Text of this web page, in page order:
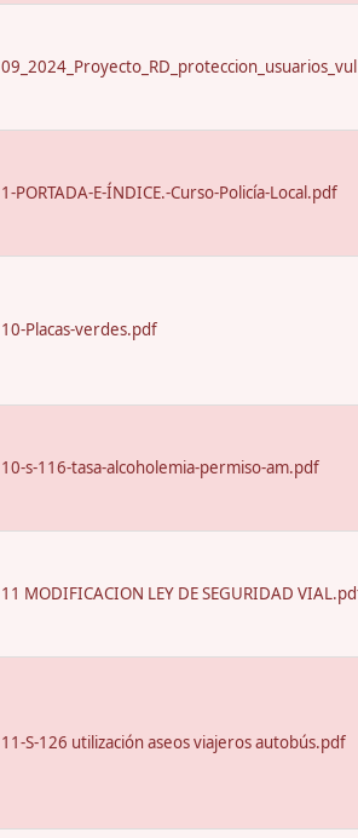
1-PORTADA-E-ÍNDICE.-Curso-Policía-Local.pdf
10-Placas-verdes.pdf
10-s-116-tasa-alcoholemia-permiso-am.pdf
11 MODIFICACION LEY DE SEGURIDAD
11-S-126 utilización aseos viajeros autobús.pdf